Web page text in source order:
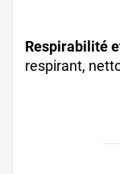
Respirabilité
respirant,